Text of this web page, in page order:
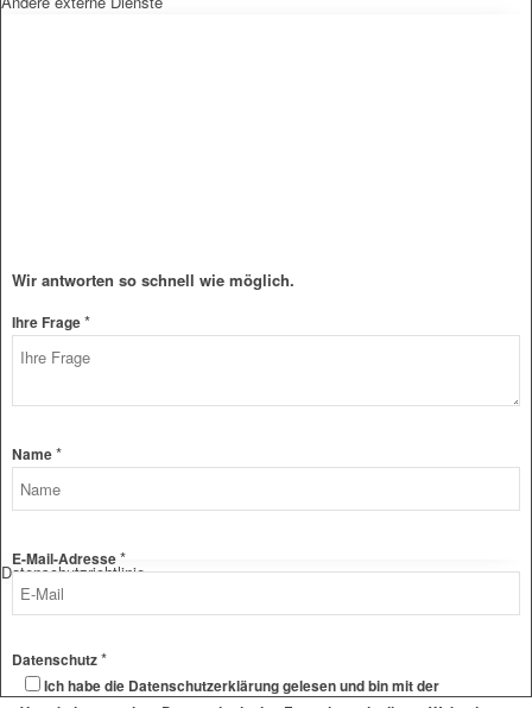
Datenschutzrichtlinie
Wir antworten so schnell wie möglich.
E-
Mail-
Frage
Ihre Frage*
Name*
E-Mail-Adresse*
Datenschutz*
Ich habe die Datenschutzerklärung gelesen und bin mit der